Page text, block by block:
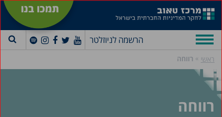
תמכו בנו
הרשמה לניוזלטר
ראשי » רווחה
רווחה